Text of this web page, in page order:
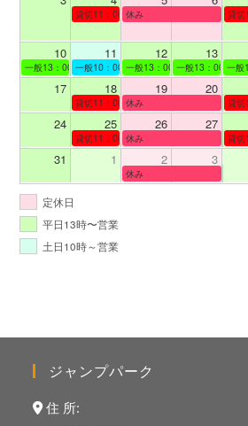
貸切11：00～12：00
休み 貸切
10 11 12 13
一般13：00～19：00一般10：00～19：00一般13：00～19：00一般13：00～19
一般
17 18 19 20
貸切11：00～12：00
休み 貸切
24 25 26 27
貸切11：00～13：00
休み 貸切
31 1 2 3
休み
定休日
平日13時〜営業
土日10時～営業
ジャンプパーク
住 所: